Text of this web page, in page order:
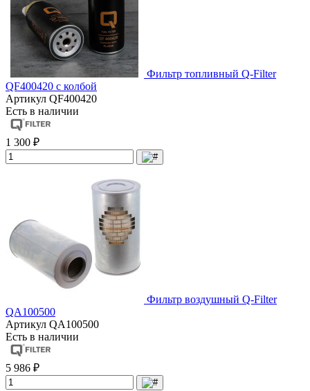
Фильтр топливный Q-Filter
QF400420 с колбой
Артикул QF400420
Есть в наличии
1 300 ₽
Фильтр воздушный Q-Filter
QA100500
Артикул QA100500
Есть в наличии
5 986 ₽